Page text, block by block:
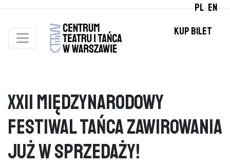
PL EN
KUP BILET
XXII Międzynarodowy
Festiwal Tańca Zawirowania
już w sprzedaży!